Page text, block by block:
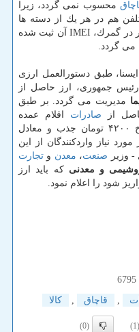
محسوب نمی گردد، زیرا
هم در هر یك از دسته ها
قرار بگیرد، قاعدتا زمان ورود به كشور در گمرك، IMEI آن ثبت شده
می گردد.
طبق دستورالعمل ارزی
جمهوری، ارز حاصل از
مدیریت می گردد. بر طبق
از صادرات اقلام عمده
صادراتی در قالب سامانه نیما با نرخ ۴۲۰۰ تومان جذب و معادل
نیاز واردكنندگان از این
وزیر صنعت، معدن و تجارت
و معدنیكه باید ارز
شود را اعلام نمود.
6795
, قاچاق , كالا
(1)
(0)